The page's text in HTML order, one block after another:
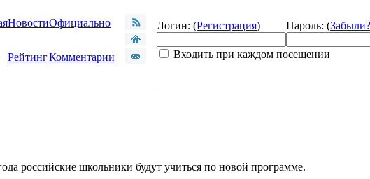
НовостиОфициально
РейтингКомментарии
Логин: (Регистрация) Пароль: (Забыли?
Входить при каждом посещении
российские школьники будут учиться по новой программе.